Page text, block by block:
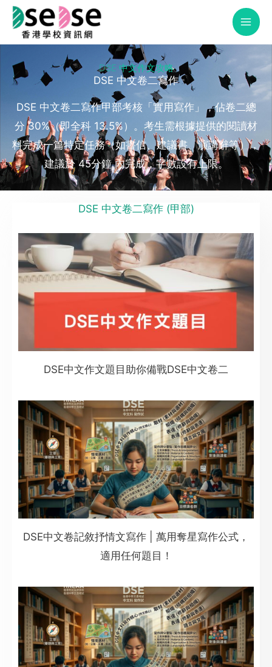
Skip
content
DSE 中文作文攻略
DSE 中文卷二寫作
DSE 中文卷二寫作甲部考核「實用寫作」，佔卷二總
分 30%（即全科 13.5%）。考生需根據提供的閱讀材
料完成一篇特定任務（如書信、建議書、演講辭等），
建議於 45分鐘 內完成，字數設有上限。
DSE 中文卷二寫作 (甲部)
DSE中文作文題目助你備戰DSE中文卷二
DSE中文卷記敘抒情文寫作 | 萬用奪星寫作公式，
適用任何題目！